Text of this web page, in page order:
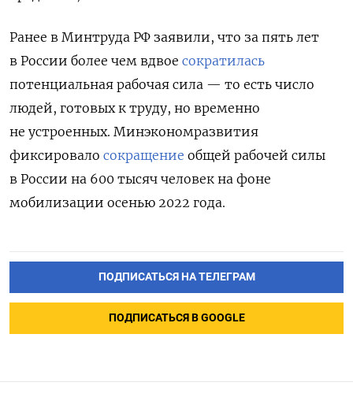
Ранее в Минтруда РФ заявили, что за пять лет
в России более чем вдвое сократилась
потенциальная рабочая сила — то есть число
людей, готовых к труду, но временно
не устроенных. Минэкономразвития
фиксировало сокращение общей рабочей силы
в России на 600 тысяч человек на фоне
мобилизации осенью 2022 года.
ПОДПИСАТЬСЯ НА ТЕЛЕГРАМ
ПОДПИСАТЬСЯ В GOOGLE